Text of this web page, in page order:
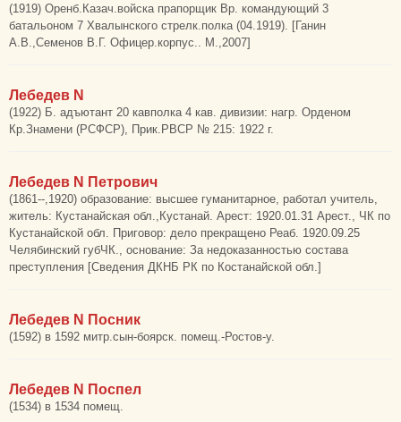
(1919) Оренб.Казач.войска прапорщик Вр. командующий 3
батальоном 7 Хвалынского стрелк.полка (04.1919). [Ганин
А.В.,Семенов В.Г. Офицер.корпус.. М.,2007]
Лебедев N
(1922) Б. адъютант 20 кавполка 4 кав. дивизии: нагр. Орденом
Кр.Знамени (РСФСР), Прик.РВСР № 215: 1922 г.
Лебедев N Петрович
(1861--,1920) образование: высшее гуманитарное, работал учитель,
житель: Кустанайская обл.,Кустанай. Арест: 1920.01.31 Арест., ЧК по
Кустанайской обл. Приговор: дело прекращено Реаб. 1920.09.25
Челябинский губЧК., основание: За недоказанностью состава
преступления [Сведения ДКНБ РК по Костанайской обл.]
Лебедев N Посник
(1592) в 1592 митр.сын-боярск. помещ.-Ростов-у.
Лебедев N Поспел
(1534) в 1534 помещ.